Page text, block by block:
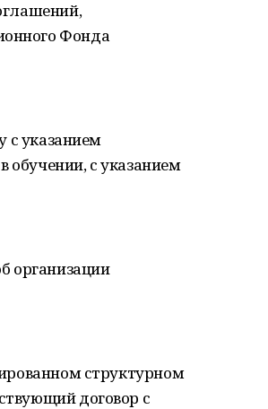
Фонда
с указанием
обучении, с указанием
организации
структурном
договор с